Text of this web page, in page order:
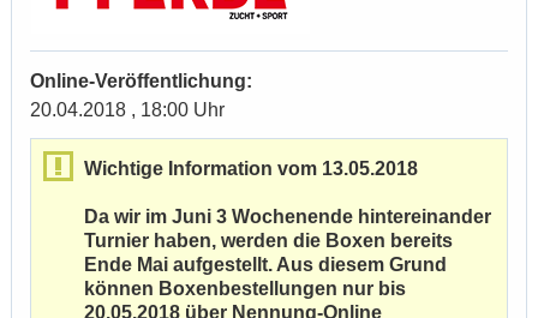
Online-Veröffentlichung:
20.04.2018 , 18:00 Uhr
Wichtige Information vom 13.05.2018
Da wir im Juni 3 Wochenende hintereinander
Turnier haben, werden die Boxen bereits
Ende Mai aufgestellt. Aus diesem Grund
können Boxenbestellungen nur bis
20.05.2018 über Nennung-Online